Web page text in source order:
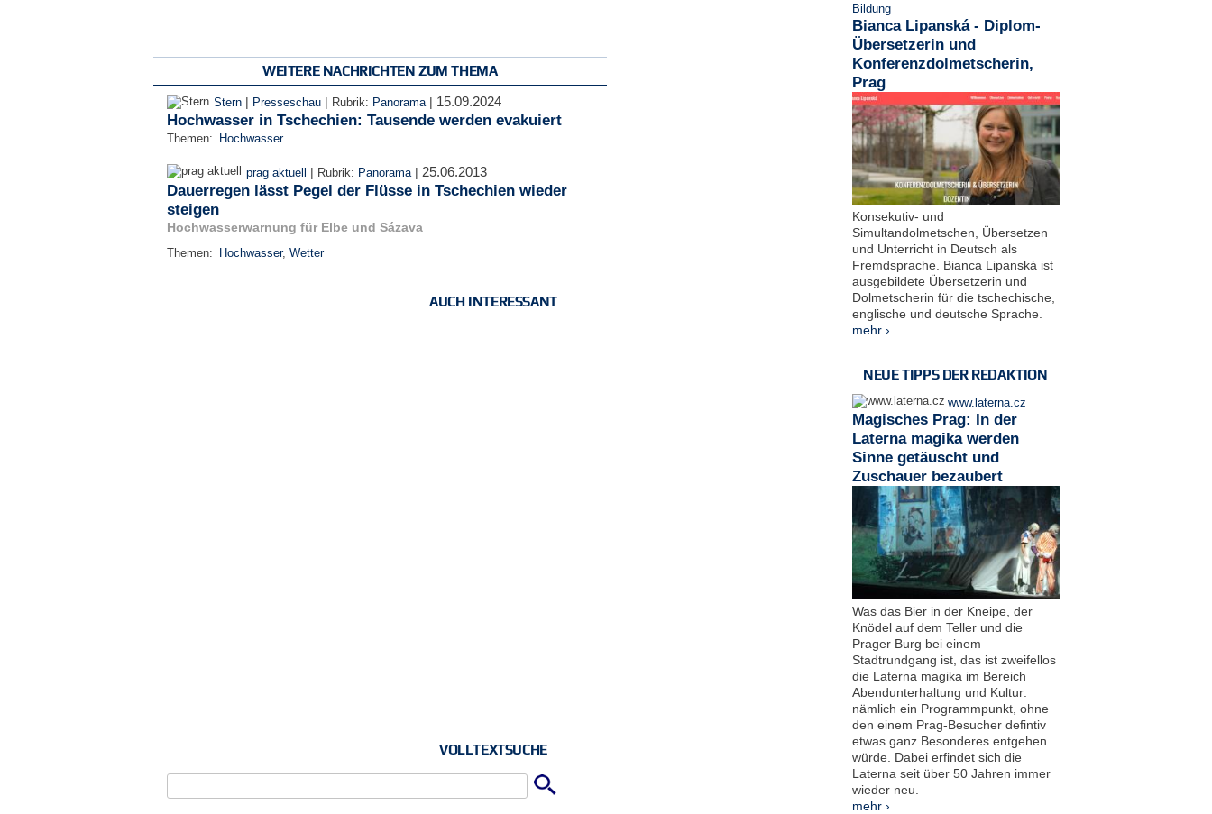
WEITERE NACHRICHTEN ZUM THEMA
Stern | Presseschau | Rubrik: Panorama | 15.09.2024
Hochwasser in Tschechien: Tausende werden evakuiert
Themen: Hochwasser
prag aktuell | Rubrik: Panorama | 25.06.2013
Dauerregen lässt Pegel der Flüsse in Tschechien wieder
steigen
Hochwasserwarnung für Elbe und Sázava
Themen: Hochwasser, Wetter
AUCH INTERESSANT
VOLLTEXTSUCHE
Bildung
Bianca Lipanská - Diplom-
Übersetzerin und
Konferenzdolmetscherin,
Prag
Konsekutiv- und
Simultandolmetschen, Übersetzen
und Unterricht in Deutsch als
Fremdsprache. Bianca Lipanská ist
ausgebildete Übersetzerin und
Dolmetscherin für die tschechische,
englische und deutsche Sprache.
mehr ›
NEUE TIPPS DER REDAKTION
www.laterna.cz
Magisches Prag: In der
Laterna magika werden
Sinne getäuscht und
Zuschauer bezaubert
Was das Bier in der Kneipe, der
Knödel auf dem Teller und die
Prager Burg bei einem
Stadtrundgang ist, das ist zweifellos
die Laterna magika im Bereich
Abendunterhaltung und Kultur:
nämlich ein Programmpunkt, ohne
den einem Prag-Besucher defintiv
etwas ganz Besonderes entgehen
würde. Dabei erfindet sich die
Laterna seit über 50 Jahren immer
wieder neu.
mehr ›